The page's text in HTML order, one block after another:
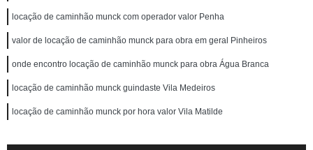
locação de caminhão munck com operador valor Penha
valor de locação de caminhão munck para obra em geral Pinheiros
onde encontro locação de caminhão munck para obra Água Branca
locação de caminhão munck guindaste Vila Medeiros
locação de caminhão munck por hora valor Vila Matilde